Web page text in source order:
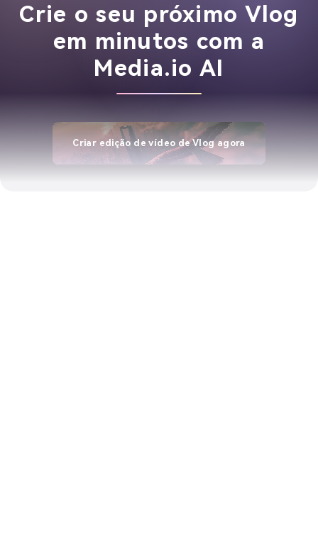
Crie o seu próximo Vlog
em minutos com a
Media.io AI
Criar edição de vídeo de Vlog agora